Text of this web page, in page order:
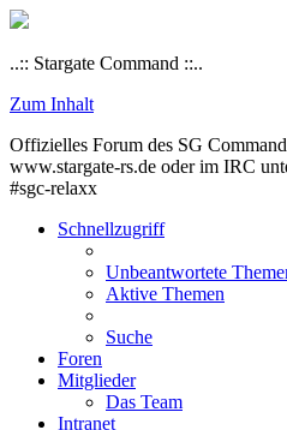
..:: Stargate Command ::..
Zum Inhalt
Offizielles Forum des SG
www.stargate-rs.de oder im IRC
#sgc-relaxx
Schnellzugriff
Unbeantwortete
Aktive Themen
Suche
Foren
Mitglieder
Das Team
Intranet